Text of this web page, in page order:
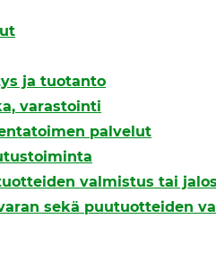
ja tuotanto
varastointi
palvelut
valmistus tai
sekä puutuotteiden